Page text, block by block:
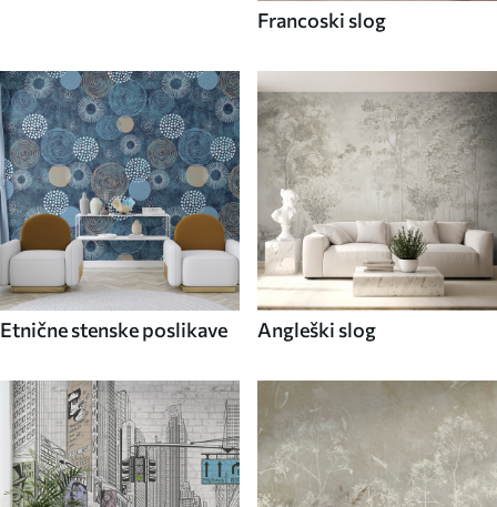
Francoski slog
Etnične stenske poslikave Angleški slog